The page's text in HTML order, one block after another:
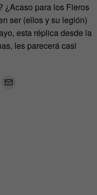
¿Acaso para los Fieros
ser (ellos y su legión)
esta réplica desde la
les parecerá casi